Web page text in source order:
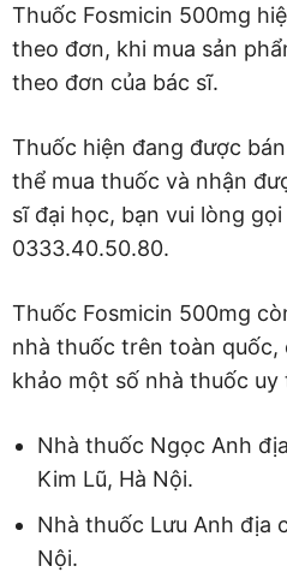
Thuốc Fosmicin 500mg
theo đơn, khi mua sản
theo đơn của bác sĩ.
Thuốc hiện đang được
thể mua thuốc và nhận
sĩ đại học, bạn vui lòng
0333.40.50.80.
Thuốc Fosmicin 500mg
nhà thuốc trên toàn quốc,
khảo một số nhà thuốc uy
Nhà thuốc Ngọc Anh
Kim Lũ, Hà Nội.
Nhà thuốc Lưu Anh địa
Nội.